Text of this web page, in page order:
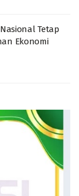
Tetap
Ekonomi